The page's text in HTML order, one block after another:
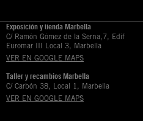
Exposición y tienda Marbella
C/ Ramón Gómez de la Serna,7, Edif
Euromar III Local 3, Marbella
VER EN GOOGLE MAPS
Taller y recambios Marbella
C/ Carbón 38, Local 1, Marbella
VER EN GOOGLE MAPS